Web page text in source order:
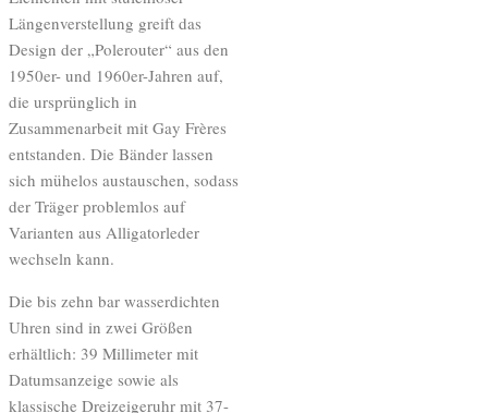
Längenverstellung greift das
Design der „Polerouter“ aus den
1950er- und 1960er-Jahren auf,
die ursprünglich in
Zusammenarbeit mit Gay Frères
entstanden. Die Bänder lassen
sich mühelos austauschen, sodass
der Träger problemlos auf
Varianten aus Alligatorleder
wechseln kann.
Die bis zehn bar wasserdichten
Uhren sind in zwei Größen
erhältlich: 39 Millimeter mit
Datumsanzeige sowie als
klassische Dreizeigeruhr mit 37-